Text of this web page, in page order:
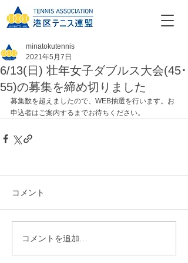
6/13(日) 壮年女子ダブルス大会(45･
55)の募集を締め切りました
minatokutennis
2021年5月7日
募集数を超えましたので、WEB抽選を行います。お
申込者はご案内するまでお待ちください。
コメント
コメントを追加…